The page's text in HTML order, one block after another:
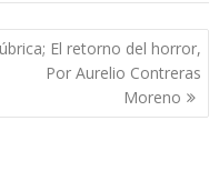
El retorno del horror,
Por Aurelio Contreras
Moreno